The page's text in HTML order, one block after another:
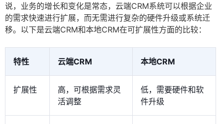
说，业务的增长和变化是常态，云端CRM系统可以根据企业
的需求快速进行扩展，而无需进行复杂的硬件升级或系统迁
移。以下是云端CRM和本地CRM在可扩展性方面的比较：
特性 云端CRM 本地CRM
扩展性
高，可根据需求灵
活调整
低，需要硬件和软
件升级